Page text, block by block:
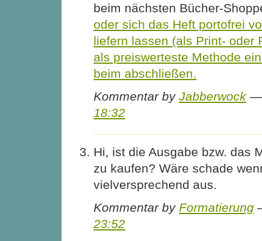
beim nächsten Bücher-
oder sich das Heft portofrei
liefern lassen (als Print- oder
als preiswerteste Methode
beim abschließen.
Kommentar by Jabberwock —
18:32
Hi, ist die Ausgabe bzw. das
zu kaufen? Wäre schade
vielversprechend aus.
Kommentar by Formatierung
23:52